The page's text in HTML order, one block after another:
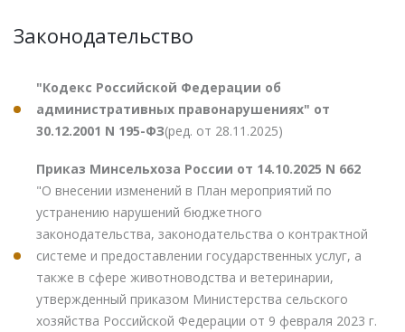
Законодательство
"Кодекс Российской Федерации об
административных правонарушениях" от
30.12.2001 N 195-ФЗ(ред. от 28.11.2025)
Приказ Минсельхоза России от 14.10.2025 N 662
"О внесении изменений в План мероприятий по
устранению нарушений бюджетного
законодательства, законодательства о контрактной
системе и предоставлении государственных услуг, а
также в сфере животноводства и ветеринарии,
утвержденный приказом Министерства сельского
хозяйства Российской Федерации от 9 февраля 2023 г.